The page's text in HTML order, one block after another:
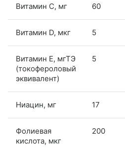
Витамин С, мг 60
Витамин D, мкг 5
Витамин Е, мгТЭ
(токофероловый
эквивалент)
5
Ниацин, мг 17
Фолиевая
кислота, мкг
200